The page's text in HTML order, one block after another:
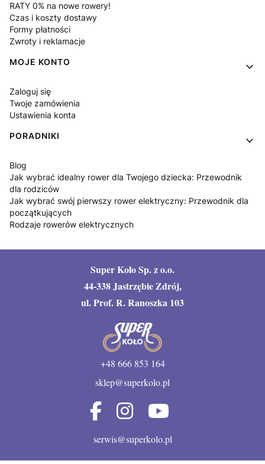
RATY 0% na nowe rowery!
Czas i koszty dostawy
Formy płatności
Zwroty i reklamacje
MOJE KONTO
Zaloguj się
Twoje zamówienia
Ustawienia konta
PORADNIKI
Blog
Jak wybrać idealny rower dla Twojego dziecka: Przewodnik
dla rodziców
Jak wybrać swój pierwszy rower elektryczny: Przewodnik dla
początkujących
Rodzaje rowerów elektrycznych
Super Koło Sp. z o.o.
44-338 Jastrzębie Zdrój,
ul. Prof. R. Ranoszka 103
+48 666 853 164
sklep@superkolo.pl
serwis@superkolo.pl